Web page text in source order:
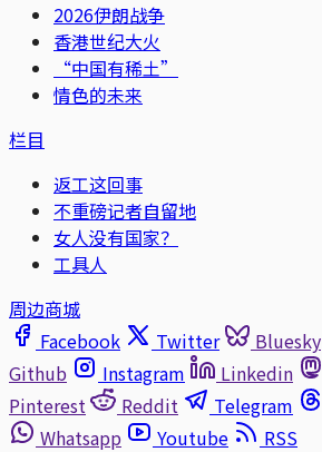
2026伊朗战争
香港世纪大火
“中国有稀土”
情色的未来
栏目
返工这回事
不重磅记者自留地
女人没有国家？
工具人
周边商城
Facebook
Twitter Bluesky
Github
Instagram Linkedin
Pinterest
Reddit Telegram
Whatsapp
Youtube
RSS